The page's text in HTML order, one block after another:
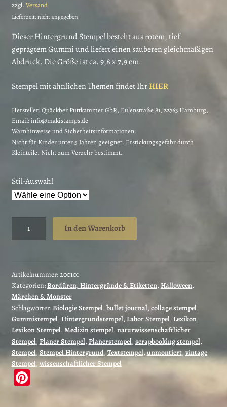
€9,20
zzgl. Versand
Lieferzeit: nicht angegeben
Dieser Hintergrund Stempel besteht aus rotem, tief
geprägtem Gummi und liefert einen sauberen gleichmäßigen
Abdruck. Die Größe ist ca. 9,8 x 7,9 cm.
Stempel mit ähnlichen Themen findet IhrHIER
Hersteller:Quäckber Puttkammer GbR, Eulenstraße 81, 22763 Hamburg,
Email: info@makistamps.de
Warnhinweise und Sicherheitsinformationen:
Nicht für Kinder unter 5 Jahren geeignet. Erstickungsgefahr durch
Kleinteile. Nicht zum Verzehr bestimmt.
Stil-Auswahl
Menge
In den Warenkorb
Artikelnummer:200101
Kategorien:Bordüren, Hintergründe & Etiketten, Halloween,
Märchen & Monster
Schlagwörter:Biologie Stempel, bullet journal, collage stempel,
Gummistempel, Hintergrundstempel, Labor Stempel, Lexikon,
Lexikon Stempel, Medizin stempel, naturwissenschaftlicher
Stempel, Planer Stempel, Planerstempel, scrapbooking stempel,
Stempel,Stempel Hintergrund,Textstempel,unmontiert,vintage
Stempel, wissenschaftlicher Stempel
Pi
nt